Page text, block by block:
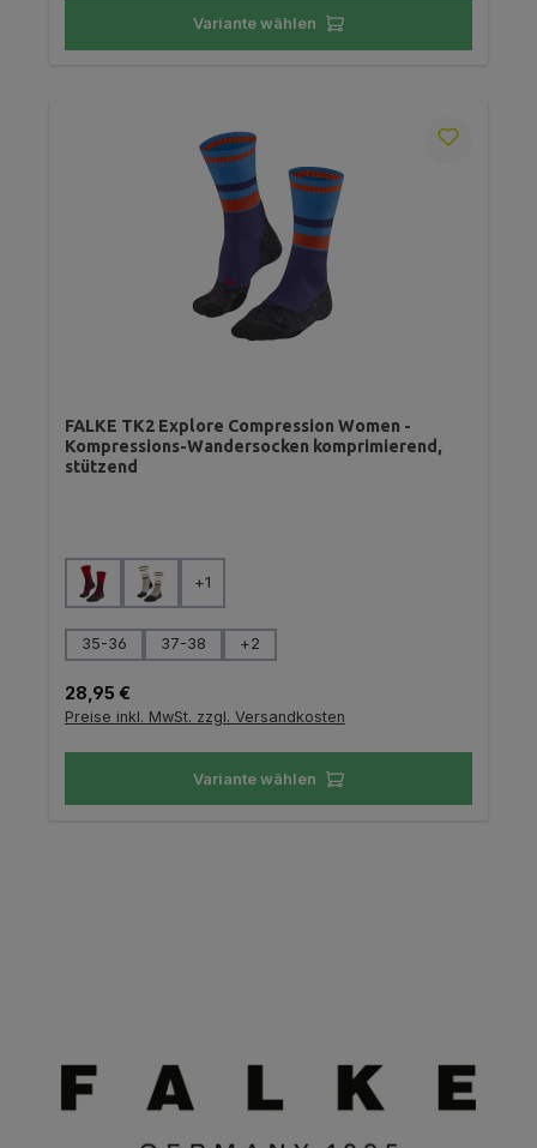
Variante wählen
FALKE TK2 Explore Compression Women -
Kompressions-Wandersocken komprimierend,
stützend
Farbe auswählen
+1
Größeauswählen
35-36 37-38 +2
Regulärer Preis:
28,95 €
Preise inkl. MwSt. zzgl. Versandkosten
Variante wählen